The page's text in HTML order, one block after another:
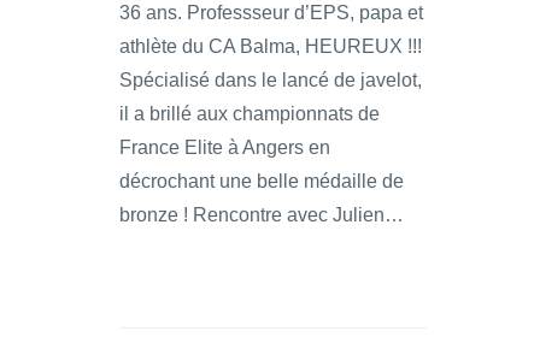
36 ans. Professseur d’EPS, papa et
athlète du CA Balma, HEUREUX !!!
Spécialisé dans le lancé de javelot,
il a brillé aux championnats de
France Elite à Angers en
décrochant une belle médaille de
bronze ! Rencontre avec Julien…